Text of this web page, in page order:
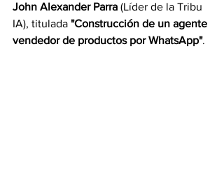
John Alexander Parra (Líder de la Tribu
IA), titulada "Construcción de un agente
vendedor de productos por WhatsApp".